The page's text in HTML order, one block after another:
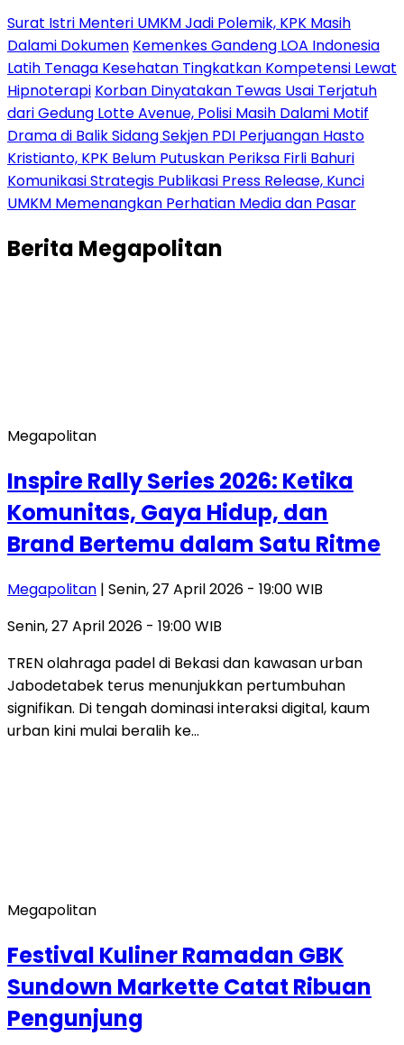
Surat Istri Menteri UMKM Jadi Polemik, KPK Masih
Dalami Dokumen Kemenkes Gandeng LOA Indonesia
Latih Tenaga Kesehatan Tingkatkan Kompetensi Lewat
Hipnoterapi Korban Dinyatakan Tewas Usai Terjatuh
dari Gedung Lotte Avenue, Polisi Masih Dalami Motif
Drama di Balik Sidang Sekjen PDI Perjuangan Hasto
Kristianto, KPK Belum Putuskan Periksa Firli Bahuri
Komunikasi Strategis Publikasi Press Release, Kunci
UMKM Memenangkan Perhatian Media dan Pasar
Berita Megapolitan
Megapolitan
Inspire Rally Series 2026: Ketika
Komunitas, Gaya Hidup, dan
Brand Bertemu dalam Satu Ritme
Megapolitan | Senin, 27 April 2026 - 19:00 WIB
Senin, 27 April 2026 - 19:00 WIB
TREN olahraga padel di Bekasi dan kawasan urban
Jabodetabek terus menunjukkan pertumbuhan
signifikan. Di tengah dominasi interaksi digital, kaum
urban kini mulai beralih ke…
Megapolitan
Festival Kuliner Ramadan GBK
Sundown Markette Catat Ribuan
Pengunjung